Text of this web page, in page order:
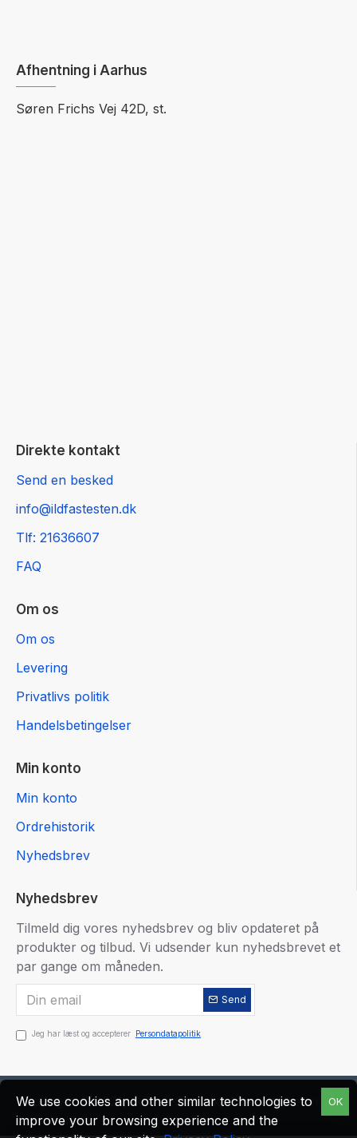
Afhentning i Aarhus
Søren Frichs Vej 42D, st.
Direkte kontakt
Send en besked
info@ildfastesten.dk
Tlf: 21636607
FAQ
Om os
Om os
Levering
Privatlivs politik
Handelsbetingelser
Min konto
Min konto
Ordrehistorik
Nyhedsbrev
Nyhedsbrev
Tilmeld dig vores nyhedsbrev og bliv opdateret på
produkter og tilbud. Vi udsender kun nyhedsbrevet et
par gange om måneden.
Send
Jeg har læst og accepterer Persondatapolitik
Copyright © 2021, IldfasteSten.dk, Alle rettigheder
forbeholdes.
OK
We use cookies and other similar technologies to
improve your browsing experience and the